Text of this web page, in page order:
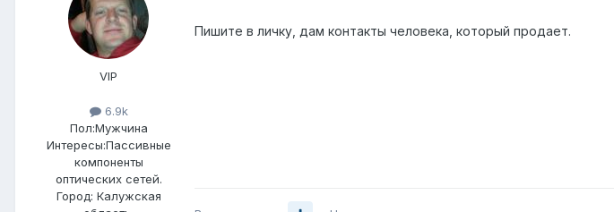
VIP
6.9k
Пол:Мужчина
Интересы:Пассивные
компоненты
оптических сетей.
Город: Калужская
Пишите в личку, дам контакты человека, который продает.